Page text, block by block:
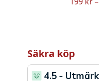
Säkra köp